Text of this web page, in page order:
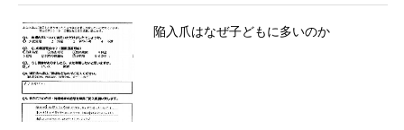
陥入爪はなぜ子どもに多いのか